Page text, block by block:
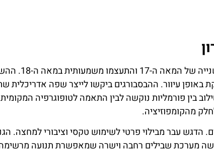
הגנים כפי שהם מוכרים כיום החלו להתגבש במחצית
באופן עיוור. ההבסבורגים ביקשו לייצר שפה אדריכלית
בין פורמליות נוקשה לבין התאמה לטופוגרפיה
מהקומפוזיציה.
עבר מבילוי פרטי לשימוש טקסי וציבורי למחצה.
מערכת שבילים רחבה וישרה שמאפשרת תנועה
לחצו
פה!